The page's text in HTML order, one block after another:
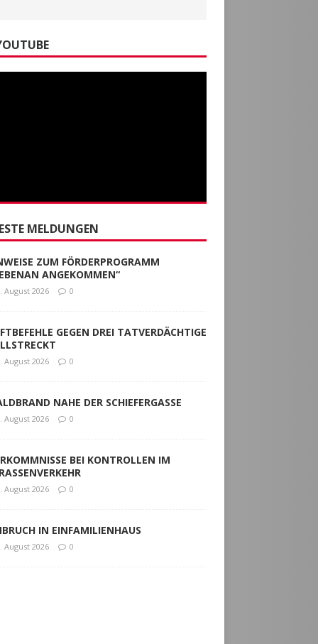
MELDUNGEN
August 2026 0
August 2026 0
August 2026 0